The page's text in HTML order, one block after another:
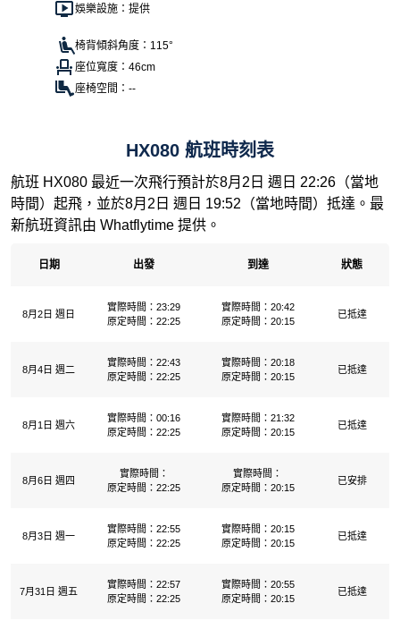
娛樂設施：提供
椅背傾斜角度：115°
座位寬度：46cm
座椅空間：--
HX080 航班時刻表
航班 HX080 最近一次飛行預計於8月2日 週日 22:26（當地
時間）起飛，並於8月2日 週日 19:52（當地時間）抵達。最
新航班資訊由 Whatflytime 提供。
日期 出發 到達 狀態
8月2日 週日
實際時間：23:29
原定時間：22:25
實際時間：20:42
原定時間：20:15
已抵達
8月4日 週二
實際時間：22:43
原定時間：22:25
實際時間：20:18
原定時間：20:15
已抵達
8月1日 週六
實際時間：00:16
原定時間：22:25
實際時間：21:32
原定時間：20:15
已抵達
8月6日 週四
實際時間：
原定時間：22:25
實際時間：
原定時間：20:15
已安排
8月3日 週一
實際時間：22:55
原定時間：22:25
實際時間：20:15
原定時間：20:15
已抵達
7月31日 週五
實際時間：22:57
原定時間：22:25
實際時間：20:55
原定時間：20:15
已抵達